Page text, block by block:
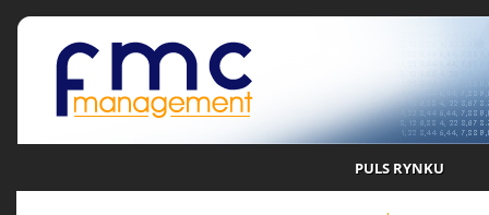
PULS RYNKU